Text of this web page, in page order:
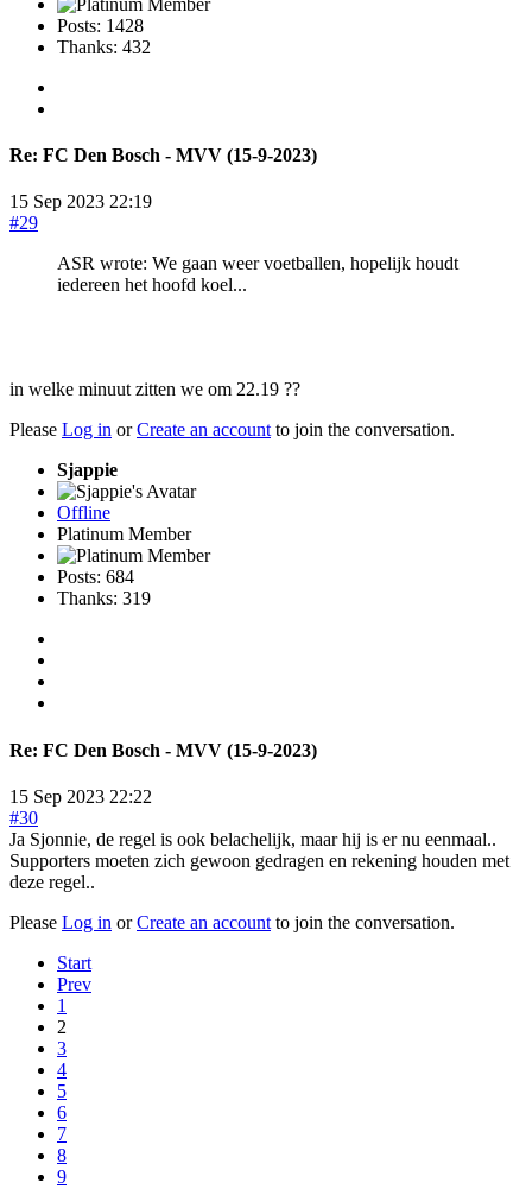
Posts: 1428
Thanks: 432
Re: FC Den Bosch - MVV (15-9-2023)
15 Sep 2023 22:19
#29
ASR wrote: We gaan weer voetballen, hopelijk houdt
iedereen het hoofd koel...
in welke minuut zitten we om 22.19 ??
Please Log in orCreate an account to join the conversation.
Sjappie
Offline
Platinum Member
Posts: 684
Thanks: 319
Re: FC Den Bosch - MVV (15-9-2023)
15 Sep 2023 22:22
#30
Ja Sjonnie, de regel is ook belachelijk, maar hij is er nu eenmaal..
Supporters moeten zich gewoon gedragen en rekening houden met
deze regel..
Please Log in orCreate an account to join the conversation.
Start
Prev
1
2
3
4
5
6
7
8
9